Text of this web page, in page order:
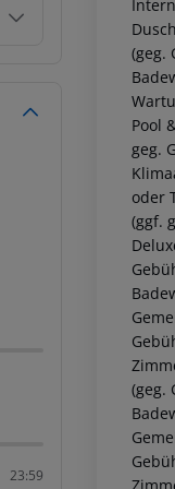
23:59
(geg.
Pool
geg.
oder
(ggf.
(geg.